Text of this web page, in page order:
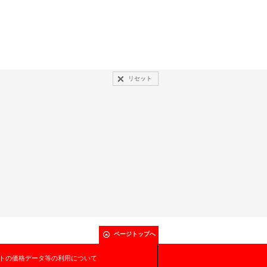
リセット
ページトップへ
の価格データ等の利用について